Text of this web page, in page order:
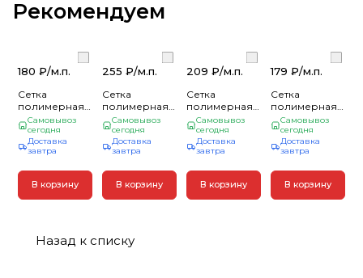
Рекомендуем
180 ₽/м.п.
Сетка
полимерная
40*40 h 1.2 м
(легкая)
зеленая/хаки
(30м/рулон)
Самовывоз
сегодня
Доставка
завтра
В корзину
255 ₽/м.п.
Сетка
полимерная
30*30 h 1.5 м
хаки (30м/
рулон)
Самовывоз
сегодня
Доставка
завтра
В корзину
209 ₽/м.п.
Сетка
полимерная
50*50 h 1.5 м
(облегч)
зеленая (30м/
рулон)
Самовывоз
сегодня
Доставка
завтра
В корзину
179 ₽/м.п.
Сетка
полимерная
50*50 h 1.0 м
зеленая/хаки
(облегч) (30м/
рулон)
Самовывоз
сегодня
Доставка
завтра
В корзину
Назад к списку